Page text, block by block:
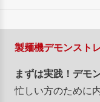
製麺機デモンスト
まずは実践！デモ
忙しい方のために